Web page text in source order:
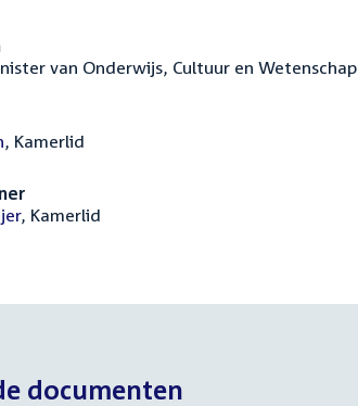
van Onderwijs, Cultuur en Wetenschap
, Kamerlid
, Kamerlid
documenten